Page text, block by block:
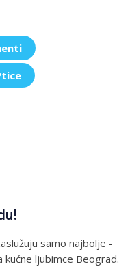
samo najbolje -
kućne ljubimce Beograd.